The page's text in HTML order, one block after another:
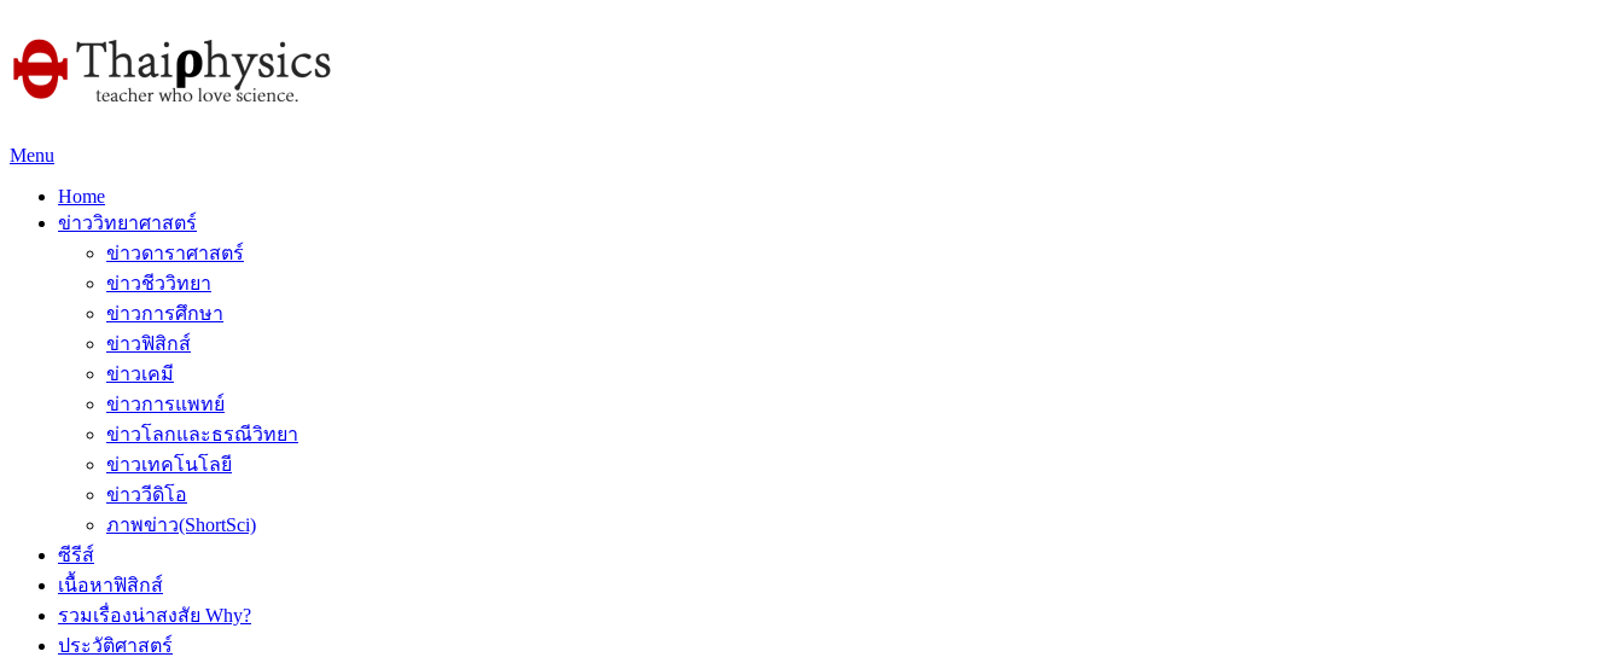
Menu
Home
ข่าววิทยาศาสตร์
ข่าวดาราศาสตร์
ข่าวชีววิทยา
ข่าวการศึกษา
ข่าวฟิสิกส์
ข่าวเคมี
ข่าวการแพทย์
ข่าวโลกและธรณีวิทยา
ข่าวเทคโนโลยี
ข่าววีดิโอ
ภาพข่าว(ShortSci)
ซีรีส์
เนื้อหาฟิสิกส์
รวมเรื่องน่าสงสัย Why?
ประวัติศาสตร์